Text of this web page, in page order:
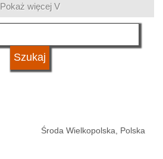
Pokaż więcej V
Środa Wielkopolska, Polska